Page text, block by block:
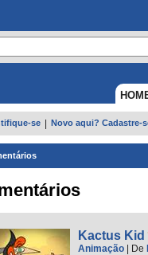
se Novo aqui? Cadastre-
Kactus Kid
Animação De